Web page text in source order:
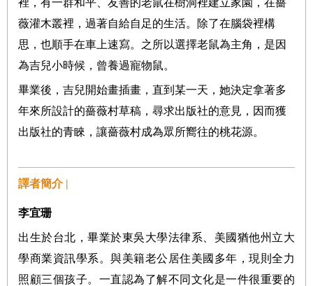
薇灌木叢裡，過著自給自足的生活。除了在腦袋裡構
思，也順手在車上速寫。之所以選擇老鼠為主角，是因
為吉兒小時候，曾養過寵物鼠。
畢業後，吉兒開始畫插畫，直到某一天，她決定拿著多
年來所設計的薔薇村草稿，尋求出版社的意見，因而獲
出版社的青睞，讓薔薇村成為眾所嚮往的桃花源。
譯者簡介 |
李宜珊
出生於台北，畢業於東吳大學法律系、美國猶他州立大
學商業資訊學系。與美籍老公居住美國多年，現則全力
照顧三個孩子。一直認為了解不同文化是一件很重要的